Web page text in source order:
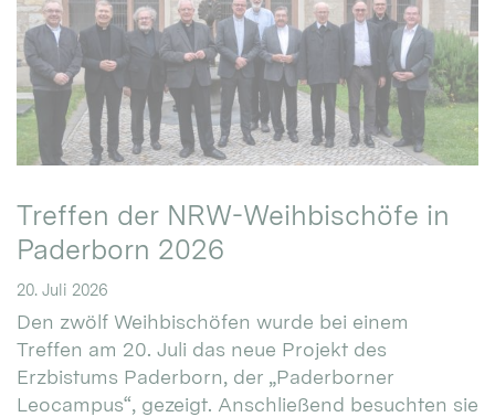
Treffen der NRW-Weihbischöfe in
Paderborn 2026
20. Juli 2026
Den zwölf Weihbischöfen wurde bei einem
Treffen am 20. Juli das neue Projekt des
Erzbistums Paderborn, der „Paderborner
Leocampus“, gezeigt. Anschließend besuchten sie